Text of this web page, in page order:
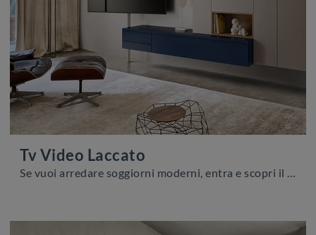
Tv Video Laccato
Se vuoi arredare soggiorni moderni, entra e scopri il mobile porta tv Tv Video Laccato dell'azienda Sangiacomo, fatto in laccato opaco